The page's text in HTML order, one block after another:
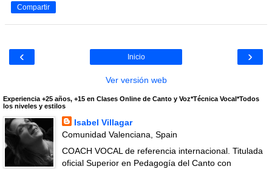
Compartir
‹ ›
Inicio
Ver versión web
Experiencia +25 años, +15 en Clases Online de Canto y Voz*Técnica Vocal*Todos
los niveles y estilos
Isabel Villagar
Comunidad Valenciana, Spain
COACH VOCAL de referencia internacional. Titulada
oficial Superior en Pedagogía del Canto con